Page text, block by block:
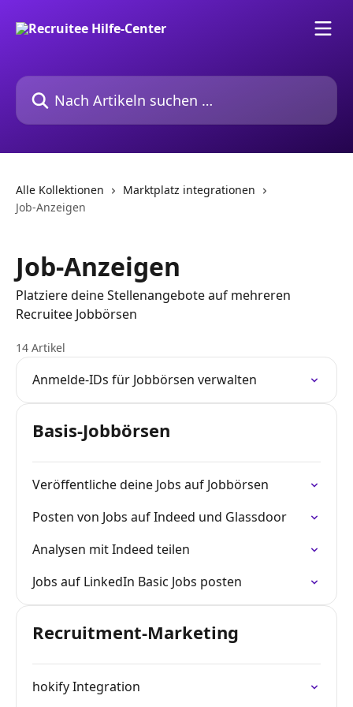
Nach Artikeln suchen …
Alle Kollektionen
Marktplatz integrationen
Job-Anzeigen
Job-Anzeigen
Platziere deine Stellenangebote auf mehreren
Recruitee Jobbörsen
14 Artikel
Anmelde-IDs für Jobbörsen verwalten
Basis-Jobbörsen
Veröffentliche deine Jobs auf Jobbörsen
Posten von Jobs auf Indeed und Glassdoor
Analysen mit Indeed teilen
Jobs auf LinkedIn Basic Jobs posten
Recruitment-Marketing
hokify Integration